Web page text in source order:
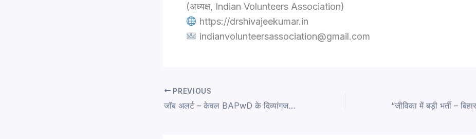
(अध्यक्ष, Indian Volunteers Association)
https://drshivajeekumar.in
indianvolunteersassociation@gmail.com
PREVIOUS
जॉब अलर्ट – केवल BAPwD के दिव्यांगजनों (PwD) के लिए